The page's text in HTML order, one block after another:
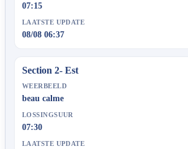
07:15
LAATSTE UPDATE
08/08 06:37
Section 2- Est
WEERBEELD
beau calme
LOSSINGSUUR
07:30
LAATSTE UPDATE